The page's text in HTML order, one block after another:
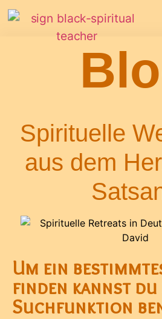
Spirituelle
aus dem
Um ein
finden kannst du
Suchfunktion